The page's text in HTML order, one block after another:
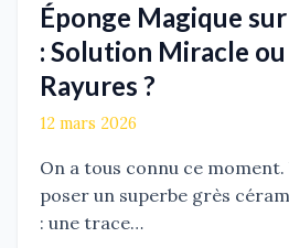
Éponge Magique
: Solution Miracle ou
Rayures ?
12 mars 2026
On a tous connu ce moment.
poser un superbe grès
: une trace…